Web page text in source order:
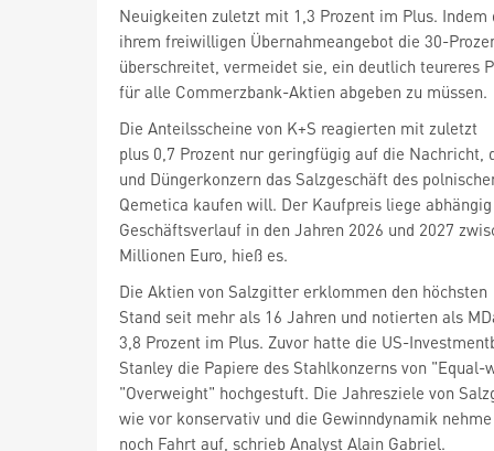
Neuigkeiten zuletzt mit 1,3 Prozent im Plus.
ihrem freiwilligen Übernahmeangebot die 30-
überschreitet, vermeidet sie, ein deutlich teureres
für alle Commerzbank-Aktien abgeben zu müssen.
Die Anteilsscheine von K+S reagierten mit zuletzt
plus 0,7 Prozent nur geringfügig auf die Nachricht,
und Düngerkonzern das Salzgeschäft des
Qemetica kaufen will. Der Kaufpreis liege
Geschäftsverlauf in den Jahren 2026 und 2027
Millionen Euro, hieß es.
Die Aktien von Salzgitter erklommen den höchsten
Stand seit mehr als 16 Jahren und notierten als
3,8 Prozent im Plus. Zuvor hatte die US-
Stanley die Papiere des Stahlkonzerns von "Equal-
"Overweight" hochgestuft. Die Jahresziele von
wie vor konservativ und die Gewinndynamik
noch Fahrt auf, schrieb Analyst Alain Gabriel.